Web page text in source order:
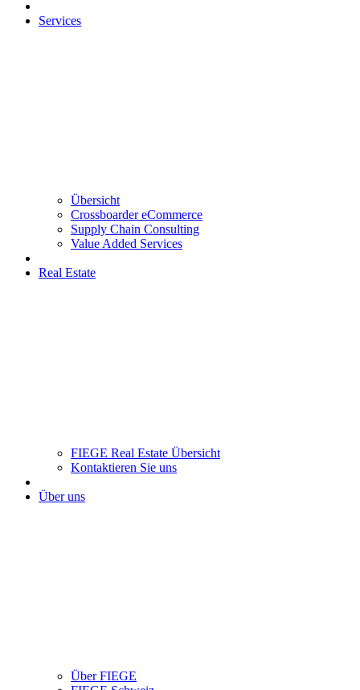
Services
Übersicht
Crossboarder eCommerce
Supply Chain Consulting
Value Added Services
Real Estate
FIEGE Real Estate Übersicht
Kontaktieren Sie uns
Über uns
Über FIEGE